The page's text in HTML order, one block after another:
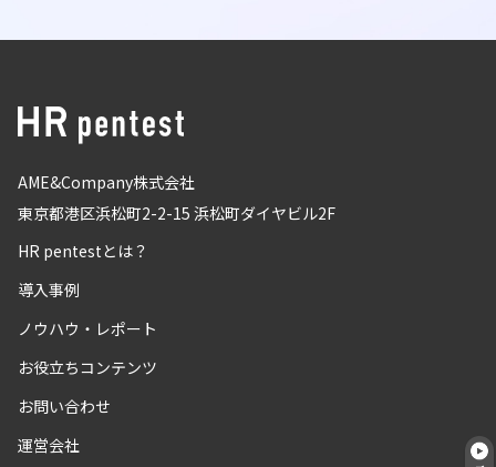
AME&Company株式会社
東京都港区浜松町2-2-15 浜松町ダイヤビル2F
HR pentestとは？
導入事例
ノウハウ・レポート
お役立ちコンテンツ
お問い合わせ
運営会社